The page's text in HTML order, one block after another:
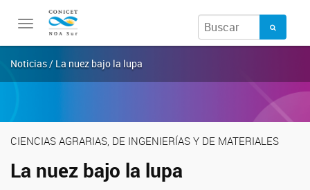
Toggle
navigation
Noticias / La nuez bajo la lupa
CIENCIAS AGRARIAS, DE INGENIERÍAS Y DE MATERIALES
La nuez bajo la lupa